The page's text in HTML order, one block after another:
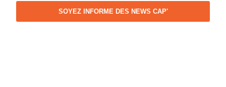
SOYEZ INFORME DES NEWS CAP'